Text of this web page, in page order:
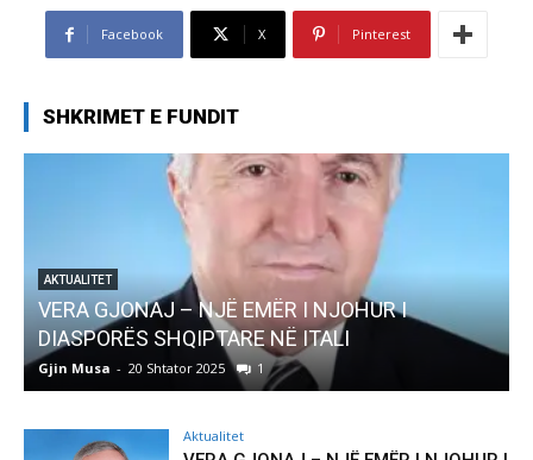
Facebook X Pinterest
SHKRIMET E FUNDIT
– NJË EMËR I NJOHUR I
SHQIPTARE NË ITALI
Shtator 2025 1
AKTUALITET
Pregaditi Gjin
Aktualitet